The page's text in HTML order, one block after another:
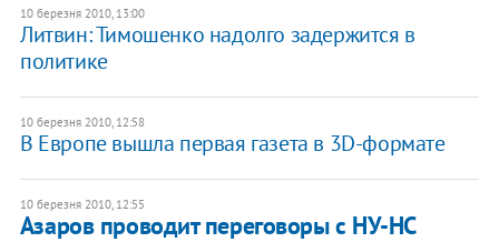
10 березня 2010, 13:00
Литвин: Тимошенко надолго задержится в
политике
10 березня 2010, 12:58
В Европе вышла первая газета в 3D-формате
10 березня 2010, 12:55
Азаров проводит переговоры с НУ-НС